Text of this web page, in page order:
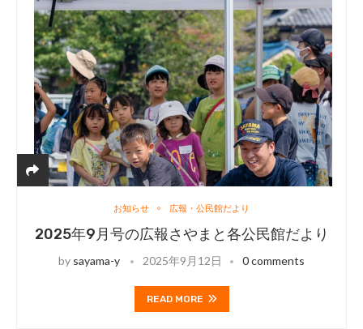
お知らせ 広報・公民館だより
2025年9月号の広報さやまと各公民館だより
by sayama-y 2025年9月12日 0 comments
READ MORE